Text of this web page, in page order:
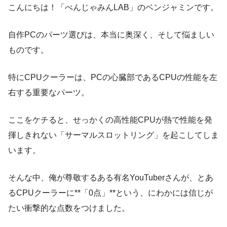
こんにちは！「べんじゃみんLAB」のベンジャミンです。
自作PCのパーツ選びは、本当に奥深く、そして悩ましい
ものです。
特にCPUクーラーは、PCの心臓部であるCPUの性能を左
右する重要なパーツ。
ここをケチると、せっかくの高性能CPUが熱で性能を発
揮しきれない「サーマルスロットリング」を起こしてしま
います。
そんな中、俺が尊敬するある有名YouTuberさんが、とあ
るCPUクーラーに**「0点」**という、にわかには信じが
たい衝撃的な点数をつけました。